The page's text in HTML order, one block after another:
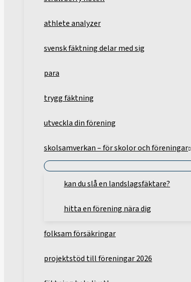
athlete analyzer
svensk fäktning delar med sig
para
trygg fäktning
utveckla din förening
skolsamverkan – för skolor och föreningar
kan du slå en landslagsfäktare?
hitta en förening nära dig
folksam försäkringar
projektstöd till föreningar 2026